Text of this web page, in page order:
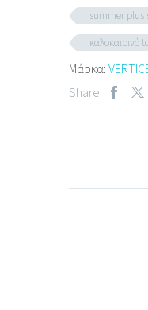
summer plus
καλοκαιρινό
Μάρκα:
Share: